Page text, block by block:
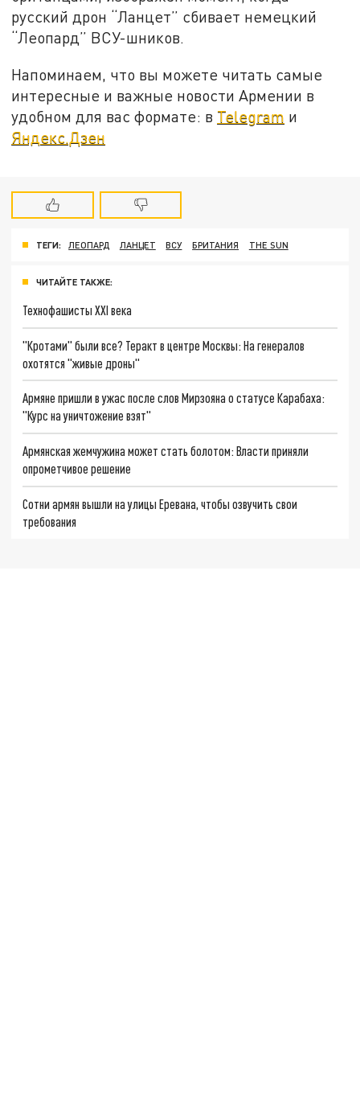
русский дрон “Ланцет” сбивает немецкий
“Леопард” ВСУ-шников.
Напоминаем, что вы можете читать самые
интересные и важные новости Армении в
удобном для вас формате: в Telegram и
Яндекс.Дзен
ТЕГИ: ЛЕОПАРД ЛАНЦЕТ ВСУ БРИТАНИЯ THE SUN
ЧИТАЙТЕ ТАКЖЕ:
Технофашисты XXI века
"Кротами" были все? Теракт в центре Москвы: На генералов
охотятся "живые дроны"
Армяне пришли в ужас после слов Мирзояна о статусе Карабаха:
"Курс на уничтожение взят"
Армянская жемчужина может стать болотом: Власти приняли
опрометчивое решение
Сотни армян вышли на улицы Еревана, чтобы озвучить свои
требования